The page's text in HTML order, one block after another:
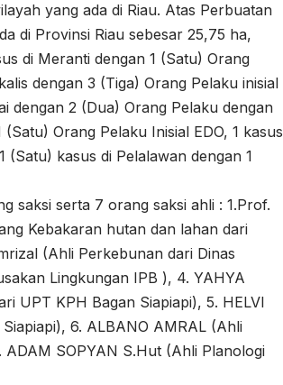
yang ada di Riau. Atas Perbuatan
di Provinsi Riau sebesar 25,75 ha,
di Meranti dengan 1 (Satu) Orang
dengan 3 (Tiga) Orang Pelaku inisial
dengan 2 (Dua) Orang Pelaku dengan
Orang Pelaku Inisial EDO, 1 kasus
kasus di Pelalawan dengan 1
saksi serta 7 orang saksi ahli : 1.Prof.
Kebakaran hutan dan lahan dari
(Ahli Perkebunan dari Dinas
Lingkungan IPB ), 4. YAHYA
UPT KPH Bagan Siapiapi), 5. HELVI
6. ALBANO AMRAL (Ahli
SOPYAN S.Hut (Ahli Planologi